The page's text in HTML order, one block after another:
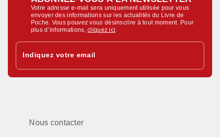
Votre adresse e-mail sera uniquement utilisée pour vous
envoyer des informations sur les actualités du Livre de
Poche. Vous pouvez vous désinscrire à tout moment. Pour
plus d’informations,cliquez ici
Indiquez votre email
Nous contacter